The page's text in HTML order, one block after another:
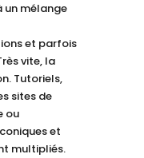
un mélange
et parfois
vite, la
Tutoriels,
sites de
ou
et
multipliés.